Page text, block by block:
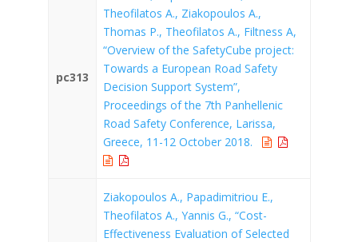
pc313
Theofilatos A., Ziakopoulos A.,
Thomas P., Theofilatos A., Filtness A,
“Overview of the SafetyCube project:
Towards a European Road Safety
Decision Support System”,
Proceedings of the 7th Panhellenic
Road Safety Conference, Larissa,
Greece, 11-12 October 2018.
Ziakopoulos A., Papadimitriou E.,
Theofilatos A., Yannis G., “Cost-
Effectiveness Evaluation of Selected